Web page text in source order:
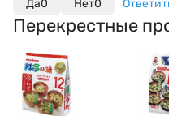
Да0 Нет0
Перекрестные